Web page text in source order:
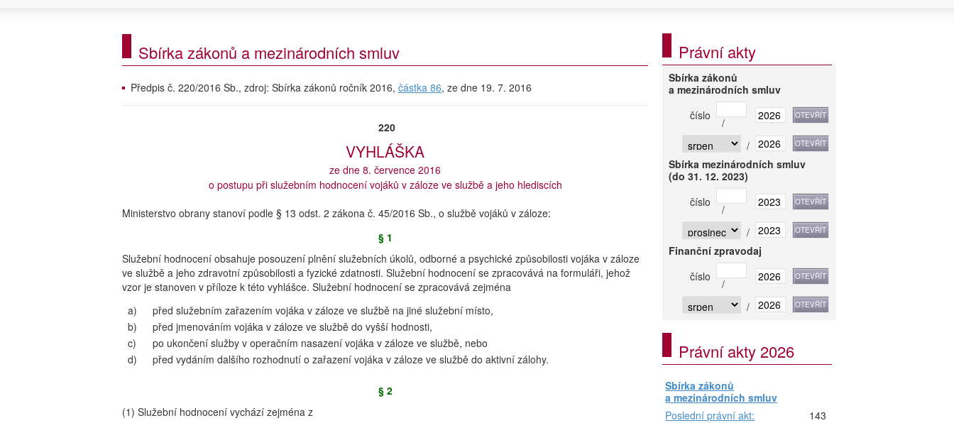
Sbírka zákonů a mezinárodních smluv
Předpis č. 220/2016 Sb., zdroj: Sbírka zákonů ročník 2016, částka 86, ze dne 19. 7. 2016
220
VYHLÁŠKA
ze dne 8. července 2016
o postupu při služebním hodnocení vojáků v záloze ve službě a jeho hlediscích
Ministerstvo obrany stanoví podle § 13 odst. 2 zákona č. 45/2016 Sb., o službě vojáků v záloze:
§ 1
Služební hodnocení obsahuje posouzení plnění služebních úkolů, odborné a psychické způsobilosti vojáka v záloze
ve službě a jeho zdravotní způsobilosti a fyzické zdatnosti. Služební hodnocení se zpracovává na formuláři, jehož
vzor je stanoven v příloze k této vyhlášce. Služební hodnocení se zpracovává zejména
a)
před služebním zařazením vojáka v záloze ve službě na jiné služební místo,
b)
před jmenováním vojáka v záloze ve službě do vyšší hodnosti,
c)
po ukončení služby v operačním nasazení vojáka v záloze ve službě, nebo
d)
před vydáním dalšího rozhodnutí o zařazení vojáka v záloze ve službě do aktivní zálohy.
§ 2
(1) Služební hodnocení vychází zejména z
Právní akty
Sbírka zákonů
a mezinárodních smluv
číslo
/
/
Sbírka mezinárodních smluv
(do 31. 12. 2023)
číslo
/
/
Finanční zpravodaj
číslo
/
/
Právní akty 2026
Sbírka zákonů
a mezinárodních smluv
Poslední právní akt:
143